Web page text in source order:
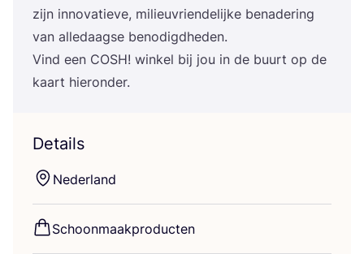
zijn inno­va­tie­ve, mili­eu­vrien­de­lij­ke bena­de­ring
van alle­daag­se benodigdheden.
Vind een COSH! win­kel bij jou in de buurt op de
kaart hieronder.
Details
Neder­land
Schoon­maak­pro­duc­ten